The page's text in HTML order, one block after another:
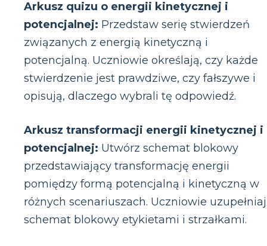
Arkusz quizu o energii kinetycznej i
potencjalnej: Przedstaw serię stwierdzeń
związanych z energią kinetyczną i
potencjalną. Uczniowie określają, czy każde
stwierdzenie jest prawdziwe, czy fałszywe i
opisują, dlaczego wybrali tę odpowiedź.
Arkusz transformacji energii kinetycznej i
potencjalnej: Utwórz schemat blokowy
przedstawiający transformację energii
pomiędzy formą potencjalną i kinetyczną w
różnych scenariuszach. Uczniowie
schemat blokowy etykietami i strzałkami.